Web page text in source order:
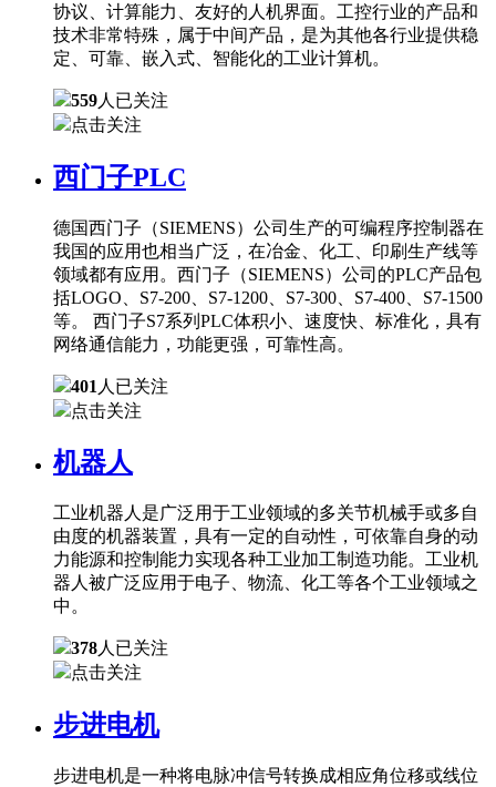
协议、计算能力、友好的人机界面。工控行业的产品和
技术非常特殊，属于中间产品，是为其他各行业提供稳
定、可靠、嵌入式、智能化的工业计算机。
559人已关注
点击关注
西门子PLC
德国西门子（SIEMENS）公司生产的可编程序控制器在
我国的应用也相当广泛，在冶金、化工、印刷生产线等
领域都有应用。西门子（SIEMENS）公司的PLC产品包
括LOGO、S7-200、S7-1200、S7-300、S7-400、S7-1500
等。 西门子S7系列PLC体积小、速度快、标准化，具有
网络通信能力，功能更强，可靠性高。
401 人已关注
点击关注
机器人
工业机器人是广泛用于工业领域的多关节机械手或多自
由度的机器装置，具有一定的自动性，可依靠自身的动
力能源和控制能力实现各种工业加工制造功能。工业机
器人被广泛应用于电子、物流、化工等各个工业领域之
中。
378人已关注
点击关注
步进电机
步进电机是一种将电脉冲信号转换成相应角位移或线位